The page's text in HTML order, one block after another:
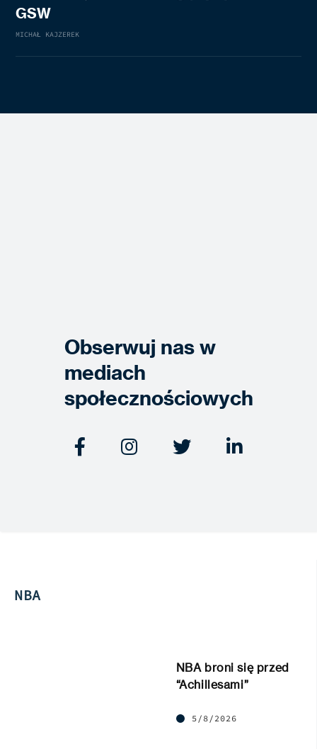
GSW
MICHAŁ KAJZEREK
Obserwuj nas w
mediach
społecznościowych
   
NBA
NBA broni się przed
“Achillesami”
5/8/2026